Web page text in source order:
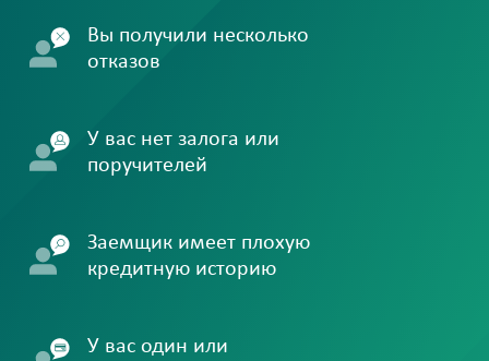
Вы получили несколько
отказов
У вас нет залога или
поручителей
Заемщик имеет плохую
кредитную историю
У вас один или